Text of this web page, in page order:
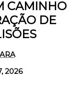
CAMINHO
DE
2026